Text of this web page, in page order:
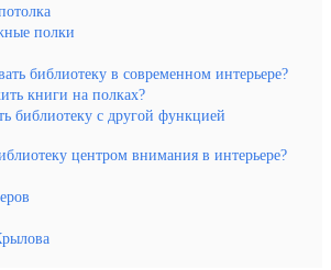
полки
библиотеку в современном интерьере?
книги на полках?
библиотеку с другой функцией
центром внимания в интерьере?